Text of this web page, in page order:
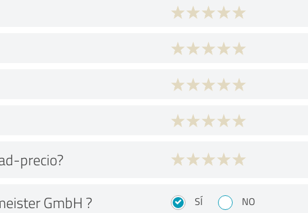
precio?
GmbH ? SÍ NO